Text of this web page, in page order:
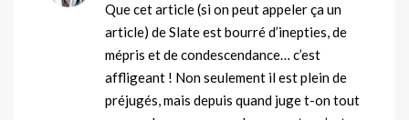
Que cet article (si on peut appeler ça un
article) de Slate est bourré d’inepties, de
mépris et de condescendance… c’est
affligeant ! Non seulement il est plein de
préjugés, mais depuis quand juge t-on tout